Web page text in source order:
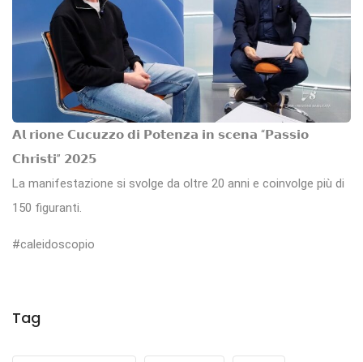
𝗔𝗹 𝗿𝗶𝗼𝗻𝗲 𝗖𝘂𝗰𝘂𝘇𝘇𝗼 𝗱𝗶 𝗣𝗼𝘁𝗲𝗻𝘇𝗮 𝗶𝗻 𝘀𝗰𝗲𝗻𝗮 “𝗣𝗮𝘀𝘀𝗶𝗼
𝗖𝗵𝗿𝗶𝘀𝘁𝗶” 𝟮𝟬𝟮𝟱
La manifestazione si svolge da oltre 20 anni e coinvolge più di
150 figuranti.
#caleidoscopio
Tag